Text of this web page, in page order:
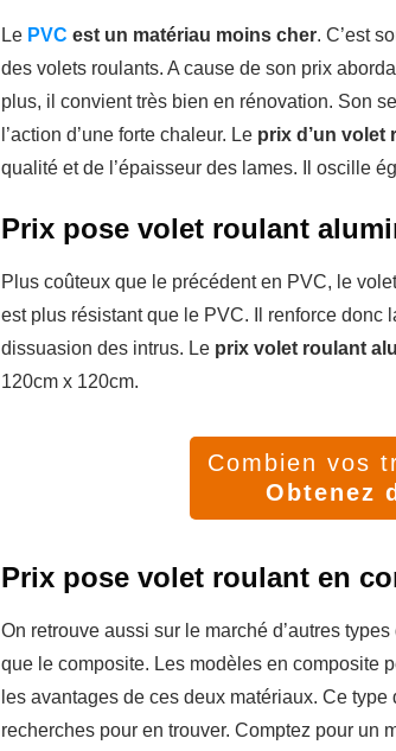
Le PVC est un matériau moins cher. C’est
des volets roulants. A cause de son prix
plus, il convient très bien en rénovation. Son
l’action d’une forte chaleur. Le prix d’un volet
qualité et de l’épaisseur des lames. Il oscille
Prix pose volet roulant
Plus coûteux que le précédent en PVC, le
est plus résistant que le PVC. Il renforce donc
dissuasion des intrus. Le prix volet roulant alu
120cm x 120cm.
Combien vos
Obtenez
Prix pose volet roulant en
On retrouve aussi sur le marché d’autres
que le composite. Les modèles en composite
les avantages de ces deux matériaux. Ce type
recherches pour en trouver. Comptez pour un